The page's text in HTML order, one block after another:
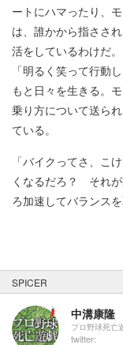
ートにハマったり、
は、誰かから指ささ
活をしているわけだ
「明るく笑って行動
もと日々を生きる。
乗り方について送ら
ている。
「バイクってさ、こ
くなるだろ？ それが
ろ加速してバランス
SPICER
中溝康隆
プロ野球死亡
twitter: